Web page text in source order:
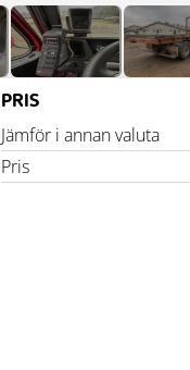
PRIS
Jämför i annan valuta
Pris